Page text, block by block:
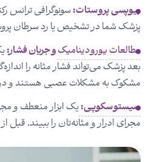
بیوپسی پروستات:سونوگرافی ترانس
پزشک شما در تشخیص یا رد سرطان
مطالعات یورودینامیکو جریان فشار:
بعد پزشک می‌تواند فشار مثانه را
مشکوک به مشکلات عصبی هستند و در
سیستوسکوپی:یک ابزار منعطف و
مجرای ادرار و مثانه‌تان را ببیند.